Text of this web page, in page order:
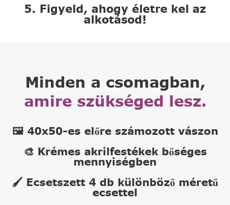
5. Figyeld, ahogy életre kel az
alkotásod!
Minden a csomagban,
amire szükséged lesz.
🖼️ 40x50-es előre számozott vászon
🎨 Krémes akrilfestékek bőséges
mennyiségben
🖌️ Ecsetszett 4 db különböző méretű
ecsettel